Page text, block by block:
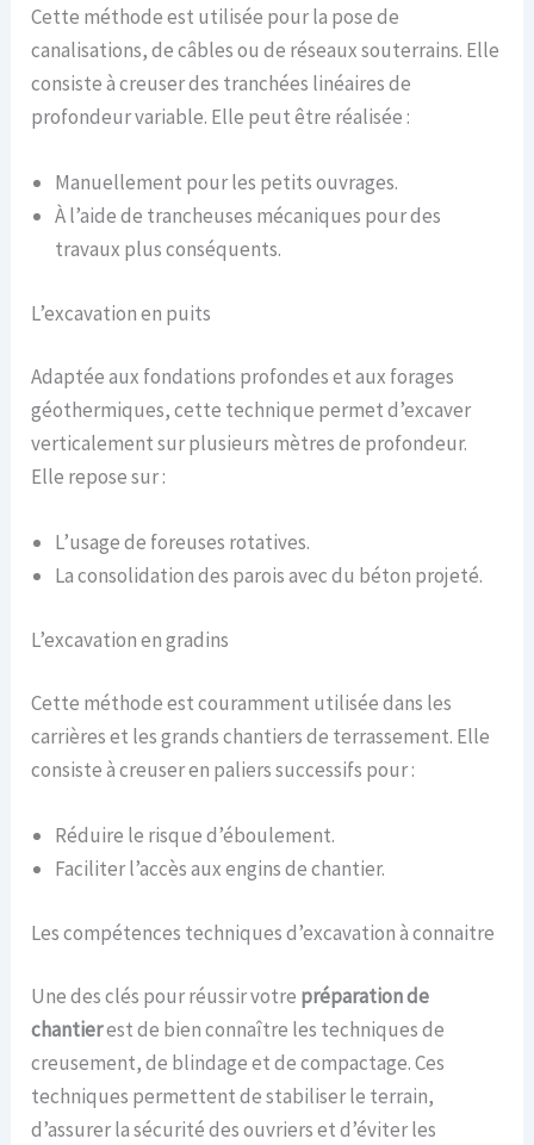
Cette méthode est utilisée pour la pose de
canalisations, de câbles ou de réseaux souterrains. Elle
consiste à creuser des tranchées linéaires de
profondeur variable. Elle peut être réalisée :
Manuellement pour les petits ouvrages.
À l’aide de trancheuses mécaniques pour des
travaux plus conséquents.
L’excavation en puits
Adaptée aux fondations profondes et aux forages
géothermiques, cette technique permet d’excaver
verticalement sur plusieurs mètres de profondeur.
Elle repose sur :
L’usage de foreuses rotatives.
La consolidation des parois avec du béton projeté.
L’excavation en gradins
Cette méthode est couramment utilisée dans les
carrières et les grands chantiers de terrassement. Elle
consiste à creuser en paliers successifs pour :
Réduire le risque d’éboulement.
Faciliter l’accès aux engins de chantier.
Les compétences techniques d’excavation à connaitre
Une des clés pour réussir votre préparation de
chantierest de bien connaître les techniques de
creusement, de blindage et de compactage. Ces
techniques permettent de stabiliser le terrain,
d’assurer la sécurité des ouvriers et d’éviter les